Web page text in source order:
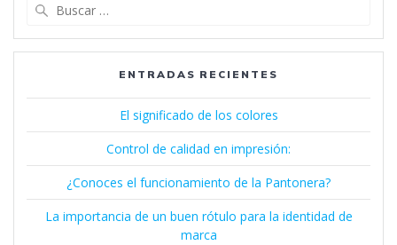
ENTRADAS RECIENTES
El significado de los colores
Control de calidad en impresión:
¿Conoces el funcionamiento de la Pantonera?
La importancia de un buen rótulo para la identidad de
marca